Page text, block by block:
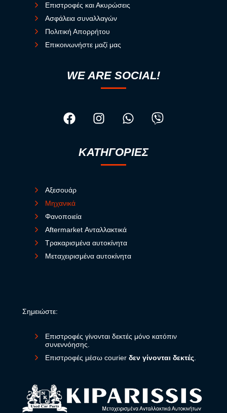
Επιστροφές και Ακυρώσεις
Ασφάλεια συναλλαγών
Πολιτική Απορρήτου
Επικοινωνήστε μαζί μας
WE ARE SOCIAL!
ΚΑΤΗΓΟΡΙΕΣ
Αξεσουάρ
Μηχανικά
Φανοποιεία
Aftermarket Ανταλλακτικά
Τρακαρισμένα αυτοκίνητα
Μεταχειρισμένα αυτοκίνητα
Σημειώστε:
Επιστροφές γίνονται δεκτές μόνο κατόπιν
συνεννόησης.
Επιστροφές μέσω courier δεν γίνονται δεκτές